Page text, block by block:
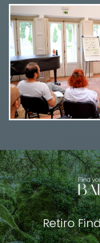
Retiro